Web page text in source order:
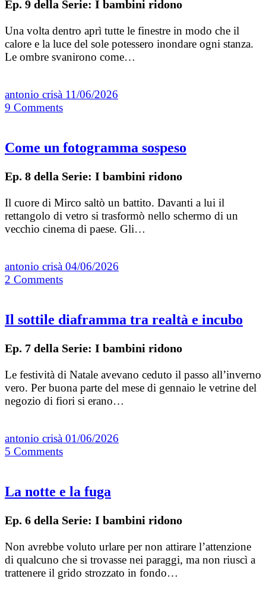
Ep. 9 della Serie: I bambini ridono
Una volta dentro aprì tutte le finestre in modo che il
calore e la luce del sole potessero inondare ogni stanza.
Le ombre svanirono come…
antonio crisà 11/06/2026
9 Comments
Come un fotogramma sospeso
Ep. 8 della Serie: I bambini ridono
Il cuore di Mirco saltò un battito. Davanti a lui il
rettangolo di vetro si trasformò nello schermo di un
vecchio cinema di paese. Gli…
antonio crisà 04/06/2026
2 Comments
Il sottile diaframma tra realtà e incubo
Ep. 7 della Serie: I bambini ridono
Le festività di Natale avevano ceduto il passo all’inverno
vero. Per buona parte del mese di gennaio le vetrine del
negozio di fiori si erano…
antonio crisà 01/06/2026
5 Comments
La notte e la fuga
Ep. 6 della Serie: I bambini ridono
Non avrebbe voluto urlare per non attirare l’attenzione
di qualcuno che si trovasse nei paraggi, ma non riuscì a
trattenere il grido strozzato in fondo…